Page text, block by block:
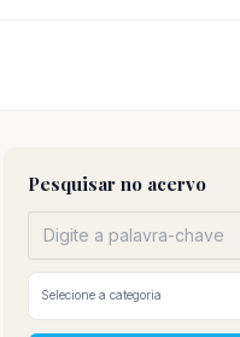
Pesquisar no acervo